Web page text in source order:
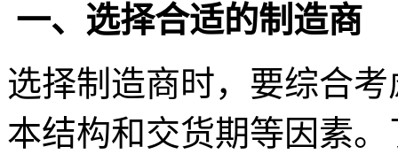
一、选择合适的制造商
选择制造商时，要综合
本结构和交货期等因素